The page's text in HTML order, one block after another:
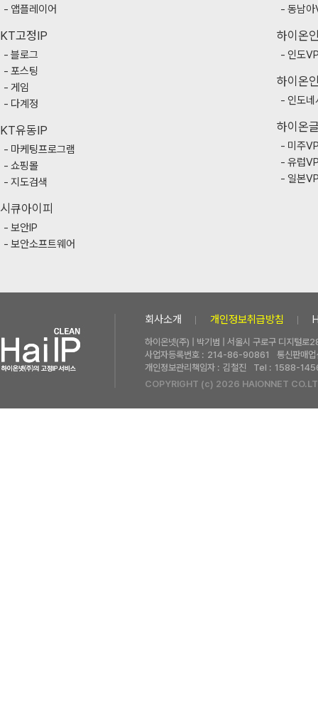
앱플레이어
KT고정IP
블로그
포스팅
게임
다계정
KT유동IP
마케팅프로그램
쇼핑몰
지도검색
시큐아이피
보안IP
보안소프트웨어
동남
하이온
인도
하이온
인도
하이온
미주
유럽
일본
회사소개 개인정보취급방침
하이온넷(주) | 박기범 | 서울시 구로구 디지털
사업자등록번호 : 214-86-90861
통신판매
개인정보관리책임자 : 김철진 Tel : 1588-
COPYRIGHT (c) 2026 HAIONNET